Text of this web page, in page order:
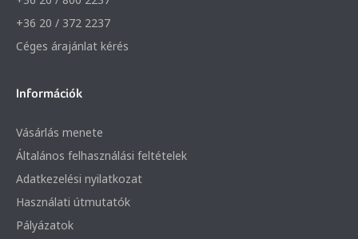
+36 20 / 372 2237
Céges árajánlat kérés
Információk
Vásárlás menete
Általános felhasználási feltételek
Adatkezelési nyilatkozat
Használati útmutatók
Pályázatok